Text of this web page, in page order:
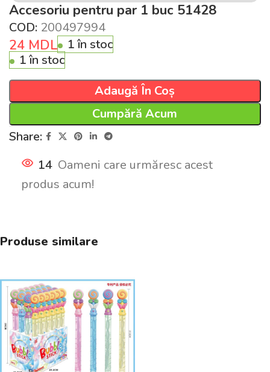
Accesoriu pentru par 1 buc 51428
COD: 200497994
24 MDL
1 în stoc
1 în stoc
Adaugă În Coș
Cumpără Acum
Share:
14 Oameni care urmăresc acest
produs acum!
Produse similare